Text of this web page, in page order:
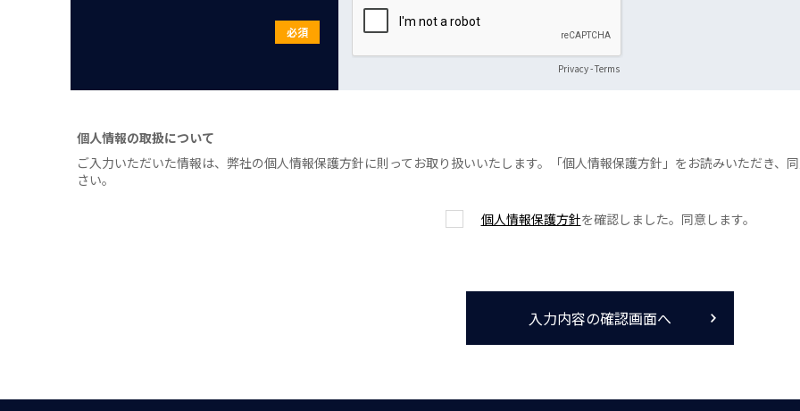
必須
Privacy-Terms
個人情報の取扱について
ご入力いただいた情報は、弊社の個人情報保護方針に則ってお取り扱いいたします。「個人情報保護方針」をお読みいただき、
さい。
個人情報保護方針を確認しました。同意します。
入力内容の確認画面へ